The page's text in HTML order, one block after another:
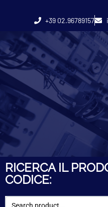
+39 02.96789157
RICERCA IL
CODICE: